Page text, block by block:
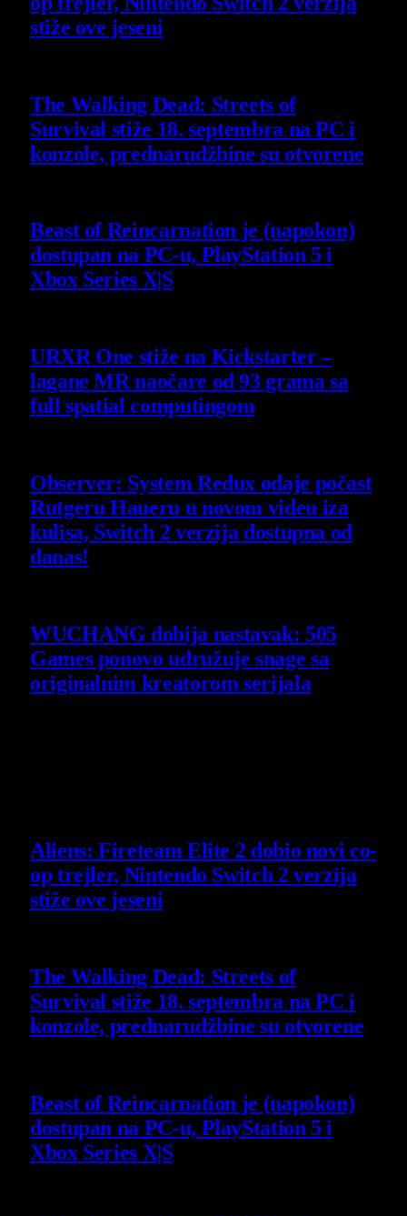
stiže ove jeseni
The Walking Dead: Streets of
Survival stiže 18. septembra na PC i
konzole, prednarudžbine su otvorene
Beast of Reincarnation je (napokon)
dostupan na PC-u, PlayStation 5 i
Xbox Series X|S
URXR One stiže na Kickstarter –
lagane MR naočare od 93 grama sa
full spatial computingom
Observer: System Redux odaje počast
Rutgeru Haueru u novom videu iza
kulisa, Switch 2 verzija dostupna od
danas!
WUCHANG dobija nastavak: 505
Games ponovo udružuje snage sa
originalnim kreatorom serijala
Aliens: Fireteam Elite 2 dobio novi co-
op trejler, Nintendo Switch 2 verzija
stiže ove jeseni
The Walking Dead: Streets of
Survival stiže 18. septembra na PC i
konzole, prednarudžbine su otvorene
Beast of Reincarnation je (napokon)
dostupan na PC-u, PlayStation 5 i
Xbox Series X|S